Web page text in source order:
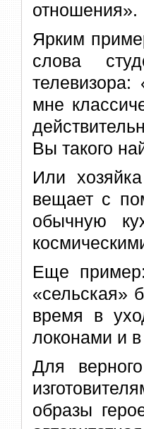
отношения».
Ярким
слова
мне
Вы такого
Или
вещает с
обычную
Еще
«сельская»
время в
локонами и
Для
образы